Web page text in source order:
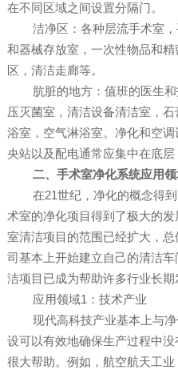
在不同区域之间设置分隔门。
洁净区：各种层流手术室
和器械存放室，一次性物品和
区，清洁走廊等。
肮脏的地方：值班的医生
压灭菌室，清洁设备清洁室，
浴室，空气淋浴室。净化和空
央站以及配电通常应集中在底层
二、手术室净化系统应用
在21世纪，净化的概念得
术室的净化项目得到了极大的
室清洁项目的范围已经扩大，
司基本上开始建立自己的清洁
洁项目已成为帮助许多行业长期
应用领域1：技术产业
现代高科技产业基本上与
设可以有效地确保生产过程中
很大帮助。例如，航空航天工